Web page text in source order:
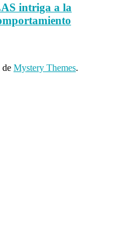
intriga a la
de Mystery Themes.